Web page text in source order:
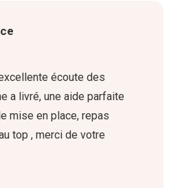
écoute des
a livré, une aide parfaite
mise en place, repas
top , merci de votre